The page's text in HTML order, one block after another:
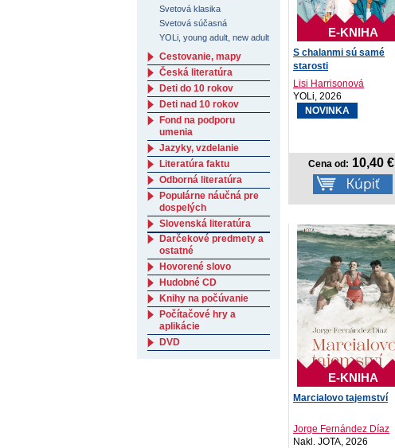
E-KNIHA
S chalanmi sú samé
starosti
Lisi Harrisonová
YOLi, 2026
NOVINKA
Cena od: 10,40 €
E-KNIHA
Marcialovo tajemství
Jorge Fernández Díaz
Nakl. JOTA, 2026
Svetová klasika
Svetová súčasná
YOLi, young adult, new adult
Cestovanie, mapy
Česká literatúra
Deti do 10 rokov
Deti nad 10 rokov
Fond na podporu
umenia
Jazyky, vzdelanie
Literatúra faktu
Odborná literatúra
Populárne náučná pre
dospelých
Slovenská literatúra
Darčekové predmety a
ostatné
Hovorené slovo
Hudobné CD
Knihy na počúvanie
Počítačové hry a
aplikácie
DVD